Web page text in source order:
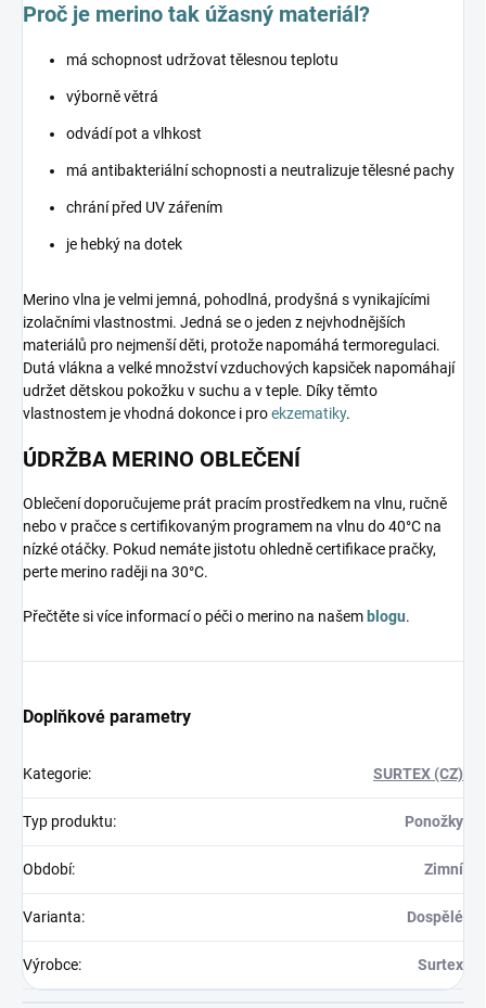
Proč je merino tak úžasný materiál?
má schopnost udržovat tělesnou teplotu
výborně větrá
odvádí pot a vlhkost
má antibakteriální schopnosti a neutralizuje tělesné pachy
chrání před UV zářením
je hebký na dotek
Merino vlna je velmi jemná, pohodlná, prodyšná s vynikajícími
izolačními vlastnostmi. Jedná se o jeden z nejvhodnějších
materiálů pro nejmenší děti, protože napomáhá termoregulaci.
Dutá vlákna a velké množství vzduchových kapsiček napomáhají
udržet dětskou pokožku v suchu a v teple. Díky těmto
vlastnostem je vhodná dokonce i proekzematiky.
ÚDRŽBA MERINO OBLEČENÍ
Oblečení doporučujeme prát pracím prostředkem na vlnu, ručně
nebo v pračce s certifikovaným programem na vlnu do 40°C na
nízké otáčky. Pokud nemáte jistotu ohledně certifikace pračky,
perte merino raději na 30°C.
Přečtěte si více informací o péči o merino na našem blogu.
Doplňkové parametry
Kategorie: SURTEX (CZ)
Typ produktu: Ponožky
Období: Zimní
Varianta: Dospělé
Výrobce: Surtex